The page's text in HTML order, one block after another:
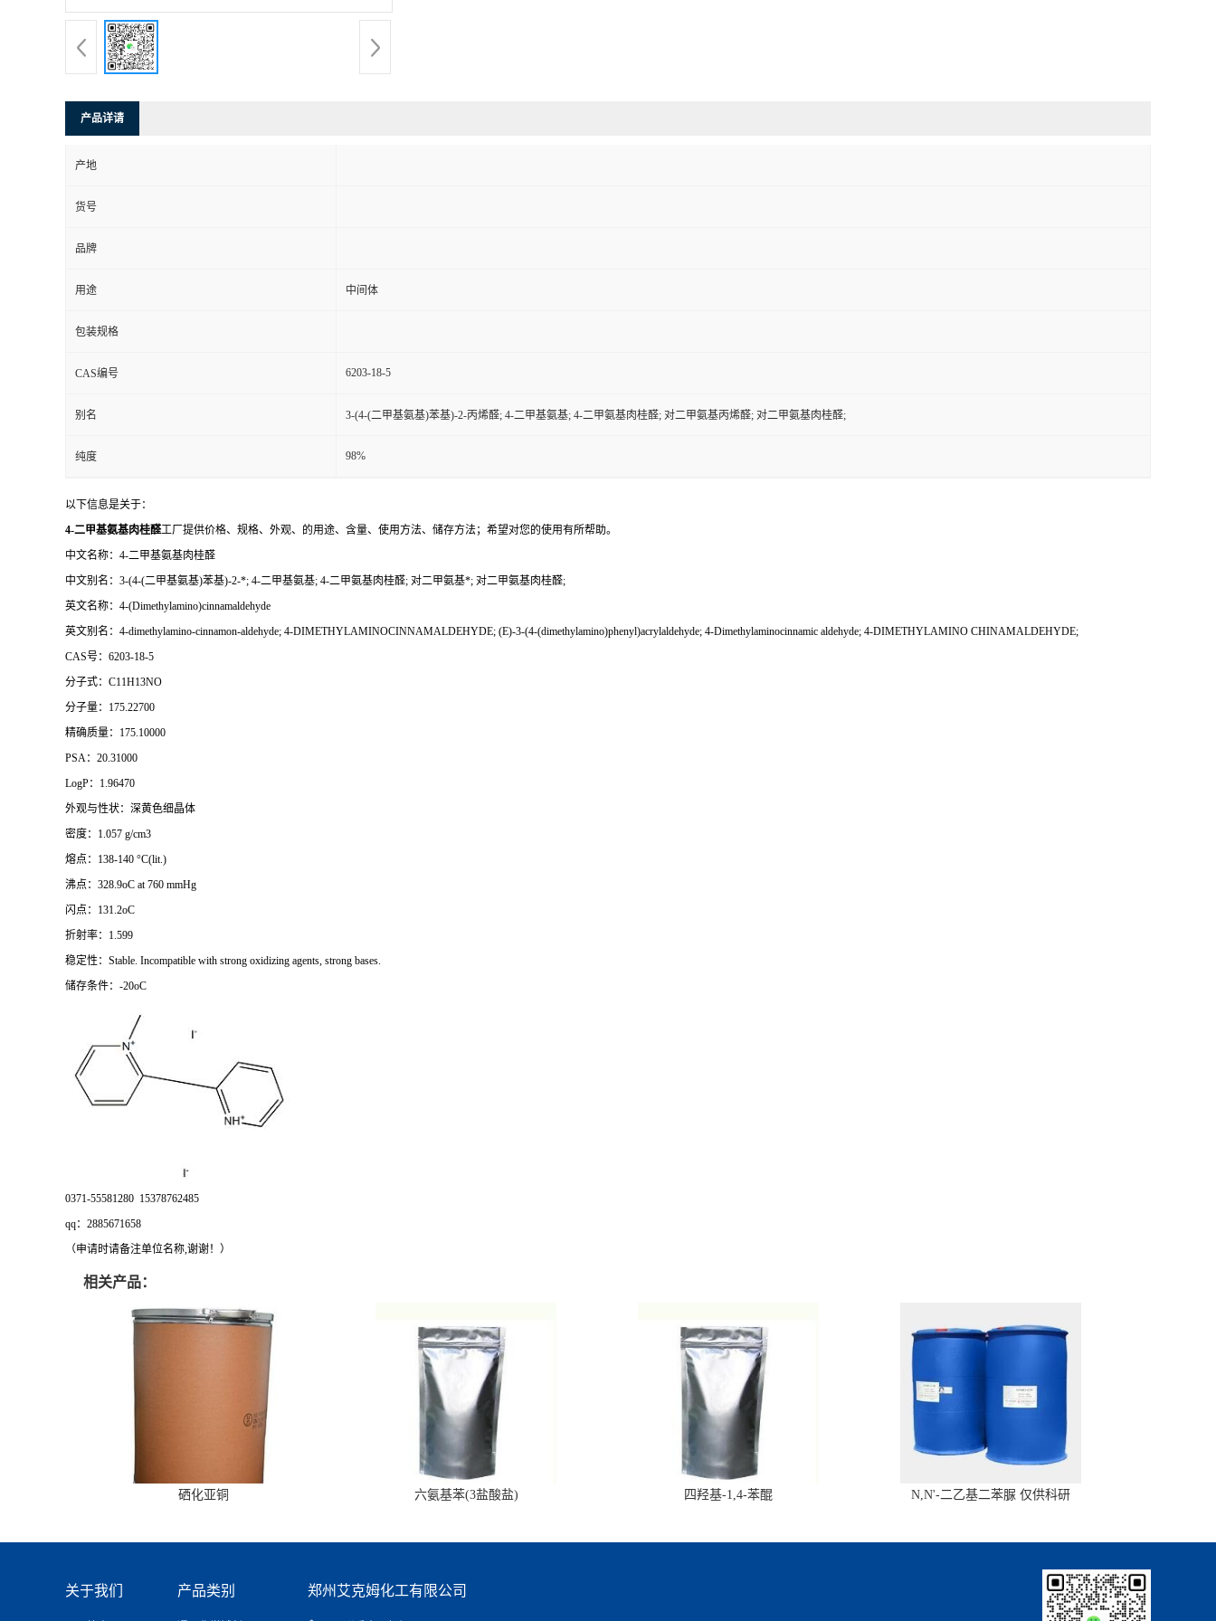
产品详请
产地
货号
品牌
用途 中间体
包装规格
CAS编号 6203-18-5
别名 3-(4-(二甲基氨基)苯基)-2-丙烯醛; 4-二甲基氨基; 4-二甲氨基肉桂醛; 对二甲氨基丙烯醛; 对二甲氨基肉桂醛;
纯度 98%
以下信息是关于：
4-二甲基氨基肉桂醛工厂提供价格、规格、外观、的用途、含量、使用方法、储存方法；希望对您的使用有所帮助。
中文名称：4-二甲基氨基肉桂醛
中文别名：3-(4-(二甲基氨基)苯基)-2-*; 4-二甲基氨基; 4-二甲氨基肉桂醛; 对二甲氨基*; 对二甲氨基肉桂醛;
英文名称：4-(Dimethylamino)cinnamaldehyde
英文别名：4-dimethylamino-cinnamon-aldehyde; 4-DIMETHYLAMINOCINNAMALDEHYDE; (E)-3-(4-(dimethylamino)phenyl)acrylaldehyde; 4-Dimethylaminocinnamic aldehyde; 4-DIMETHYLAMINO CHINAMALDEHYDE;
CAS号：6203-18-5
分子式：C11H13NO
分子量：175.22700
精确质量：175.10000
PSA：20.31000
LogP：1.96470
外观与性状：深黄色细晶体
密度：1.057 g/cm3
熔点：138-140 °C(lit.)
沸点：328.9oC at 760 mmHg
闪点：131.2oC
折射率：1.599
稳定性：Stable. Incompatible with strong oxidizing agents, strong bases.
储存条件：-20oC
0371-55581280 15378762485
qq：2885671658
（申请时请备注单位名称,谢谢！）
相关产品：
硒化亚铜 六氨基苯(3盐酸盐) 四羟基-1,4-苯醌 N,N'-二乙基二苯脲 仅供科研
关于我们 产品类别 郑州艾克姆化工有限公司